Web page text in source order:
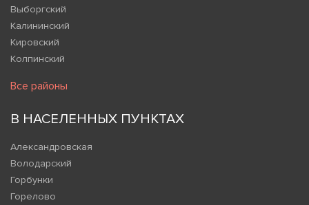
Выборгский
Калининский
Кировский
Колпинский
Все районы
В НАСЕЛЕННЫХ ПУНКТАХ
Александровская
Володарский
Горбунки
Горелово